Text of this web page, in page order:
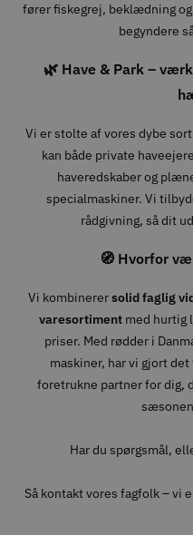
fører fiskegrej, beklædning
begyndere
🌿 Have & Park –
Vi er stolte af vores dybe
kan både private
haveredskaber og
specialmaskiner. Vi
rådgivning, så dit
🧭 Hvorfor
Vi kombinerersolid faglig
varesortimentmed hurtig
priser. Med rødder i
maskiner, har vi gjort
foretrukne partner for dig,
Har du spørgsmål,
Så kontakt vores fagfolk – vi